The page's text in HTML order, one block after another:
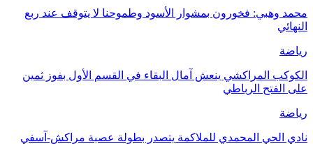
محمد وهبي: فخورون بمشوار الأسود وطموحنا لا يتوقف عند ربع
النهائي
رياضة
الكوكب المراكشي ينعش آمال البقاء في القسم الأول بفوز ثمين
على الفتح الرباطي
رياضة
نادي الحي المحمدي للملاكمة يتصدر بطولة عصبة مراكش-آسفي